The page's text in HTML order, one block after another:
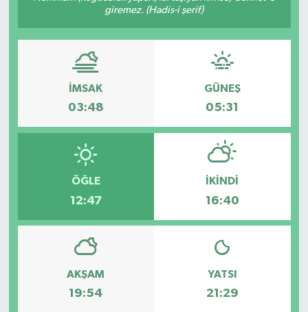
giremez. (Hadis-i şerif)
İMSAK
03:48
GÜNEŞ
05:31
ÖĞLE
12:47
İKINDI
16:40
AKŞAM
19:54
YATSI
21:29